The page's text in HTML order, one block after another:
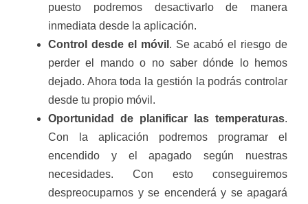
puesto podremos desactivarlo de manera
inmediata desde la aplicación.
Control desde el móvil . Se acabó el riesgo de
perder el mando o no saber dónde lo hemos
dejado. Ahora toda la gestión la podrás controlar
desde tu propio móvil.
Oportunidad de planificar las temperaturas.
Con la aplicación podremos programar el
encendido y el apagado según nuestras
necesidades. Con esto conseguiremos
despreocuparnos y se encenderá y se apagará